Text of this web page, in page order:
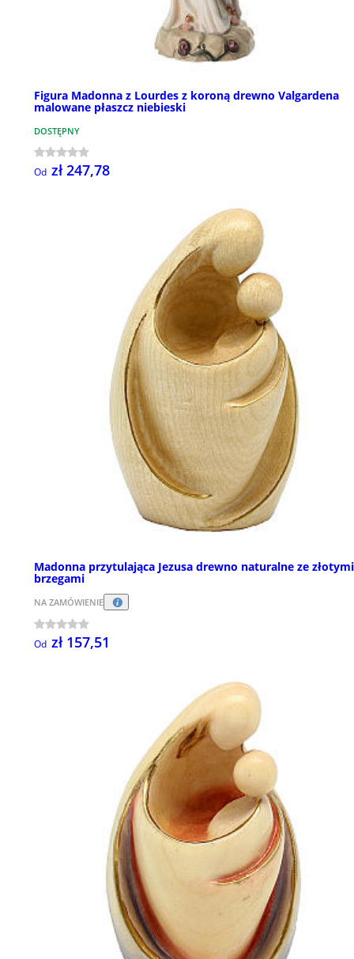
Figura Madonna z Lourdes z koroną drewno Valgardena
malowane płaszcz niebieski
DOSTĘPNY
Od zł 247,78
Madonna przytulająca Jezusa drewno naturalne ze złotymi
brzegami
NA ZAMÓWIENIE
Od zł 157,51